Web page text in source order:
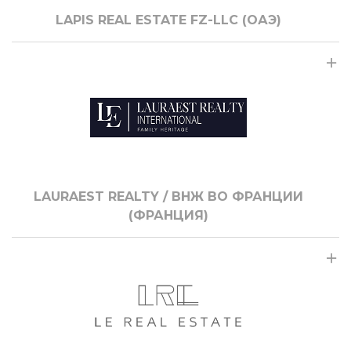
LAPIS REAL ESTATE FZ-LLC (ОАЭ)
LAURAEST REALTY / ВНЖ ВО ФРАНЦИИ
(ФРАНЦИЯ)